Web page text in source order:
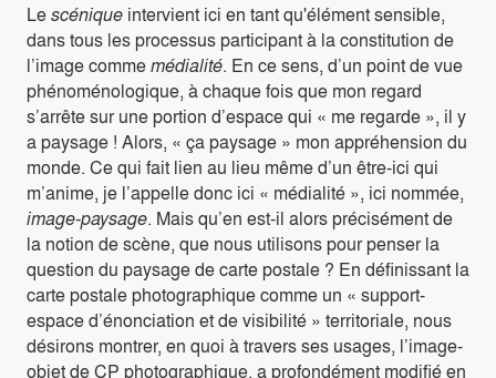
Lescénique intervient ici en tant qu'élément sensible,
dans tous les processus participant à la constitution de
l’image commemédialité. En ce sens, d’un point de vue
phénoménologique, à chaque fois que mon regard
s’arrête sur une portion d’espace qui « me regarde », il y
a paysage ! Alors, « ça paysage » mon appréhension du
monde. Ce qui fait lien au lieu même d’un être-ici qui
m’anime, je l’appelle donc ici « médialité », ici nommée,
image-paysage. Mais qu’en est-il alors précisément de
la notion de scène, que nous utilisons pour penser la
question du paysage de carte postale ? En définissant la
carte postale photographique comme un « support-
espace d’énonciation et de visibilité » territoriale, nous
désirons montrer, en quoi à travers ses usages, l’image-
objet de CP photographique, a profondément modifié en